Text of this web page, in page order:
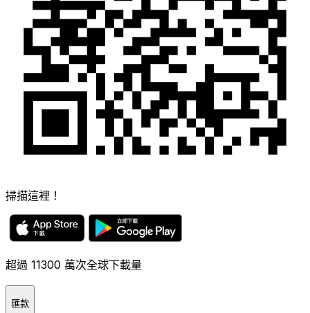
掃描這裡！
超過 11300 萬次全球下載量
匯款